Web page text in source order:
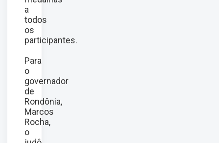
a
todos
os
participantes.
Para
o
governador
de
Rondônia,
Marcos
Rocha,
o